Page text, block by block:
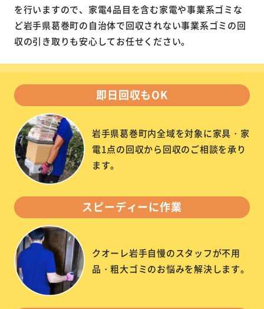
を行いますので、家電4品目を含む家電や事業系ゴミな
ど岩手県葛巻町の自治体で回収されない事業系ゴミの回
収の引き取りも安心してお任せください。
即日回収もOK
岩手県葛巻町内全域を対象に家具・家
電1点の回収から回収のご相談を承り
ます。
スピーディーに作業
クオーレ岩手自慢のスタッフが不用
品・粗大ゴミのお悩みを解決します。